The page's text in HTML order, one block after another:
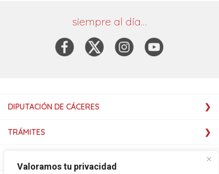
Valoramos tu privacidad
siempre al día…
DIPUTACIÓN DE CÁCERES
TRÁMITES